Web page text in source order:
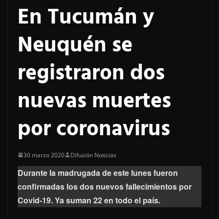
En Tucumán y
Neuquén se
registraron dos
nuevas muertes
por coronavirus
30 marzo 2020 Difusión Noticias
Durante la madrugada de este lunes fueron
confirmadas los dos nuevos fallecimientos por
Covid-19. Ya suman 22 en todo el país.